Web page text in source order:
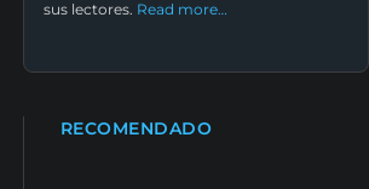
sus lectores. Read more…
RECOMENDADO